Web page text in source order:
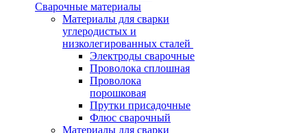
Сварочные материалы
Материалы для сварки
углеродистых и
низколегированных сталей
Электроды сварочные
Проволока сплошная
Проволока
порошковая
Прутки присадочные
Флюс сварочный
Материалы для сварки